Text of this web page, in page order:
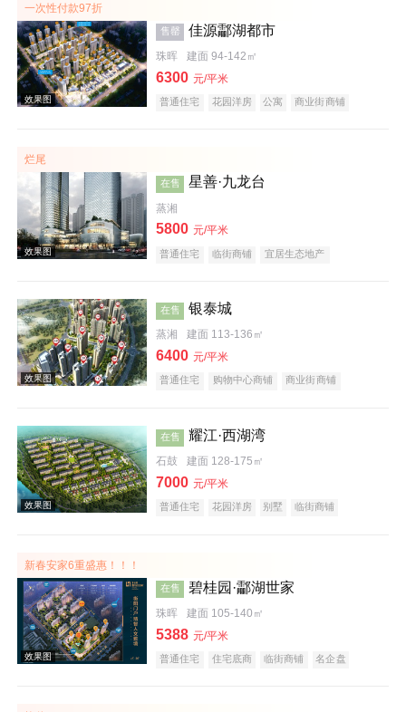
效果图
效果图
效果图
一次性付款97折
售罄 佳源酃湖都市
珠晖 建面 94-142㎡
6300 元/平米
普通住宅 花园洋房 公寓
商业街商铺
烂尾
在售 星善·九龙台
蒸湘
5800 元/平米
普通住宅 临街商铺 宜居生态地产
在售 银泰城
蒸湘 建面 113-136㎡
6400 元/平米
普通住宅 购物中心商铺
商业街商铺
在售 耀江·西湖湾
石鼓 建面 128-175㎡
7000 元/平米
普通住宅 花园洋房 别墅
临街商铺
新春安家6重盛惠！！！
在售 碧桂园·酃湖世家
珠晖 建面 105-140㎡
5388 元/平米
普通住宅 住宅底商 临街商铺
名企盘